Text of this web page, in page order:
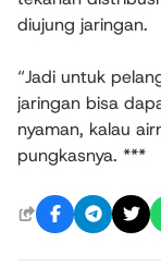
diujung jaringan.
“Jadi untuk
jaringan bisa
nyaman, kalau
pungkasnya. ***